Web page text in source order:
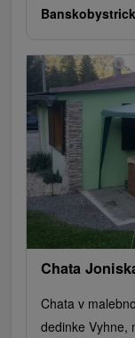
Chata
Chata v
dedinke Vyhne,